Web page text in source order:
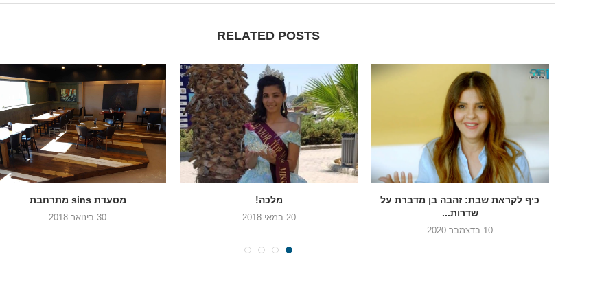
RELATED POSTS
כיף לקראת שבת: זהבה בן מדברת על
שדרות...
10 בדצמבר 2020
מלכה!
20 במאי 2018
מסעדת sins מתרחבת
30 בינואר 2018